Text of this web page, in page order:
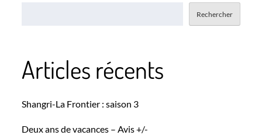
Rechercher
Articles récents
Shangri-La Frontier : saison 3
Deux ans de vacances – Avis +/-